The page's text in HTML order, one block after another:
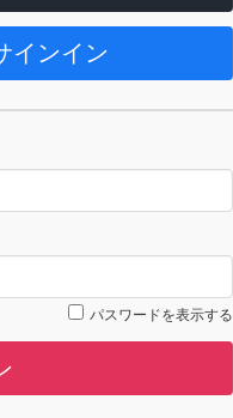
インイン
パスワードを表示する